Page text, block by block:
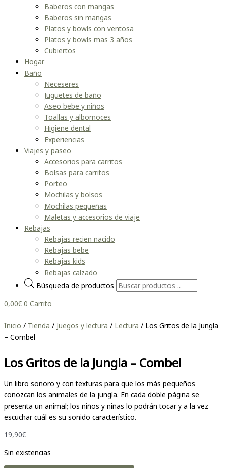
Baberos con mangas
Baberos sin mangas
Platos y bowls con ventosa
Platos y bowls mas 3 años
Cubiertos
Hogar
Baño
Neceseres
Juguetes de baño
Aseo bebe y niños
Toallas y albornoces
Higiene dental
Experiencias
Viajes y paseo
Accesorios para carritos
Bolsas para carritos
Porteo
Mochilas y bolsos
Mochilas pequeñas
Maletas y accesorios de viaje
Rebajas
Rebajas recien nacido
Rebajas bebe
Rebajas kids
Rebajas calzado
Búsqueda de productos
0,00€ 0 Carrito
Inicio / Tienda / Juegos y lectura / Lectura / Los Gritos de la Jungla
– Combel
Los Gritos de la Jungla – Combel
Un libro sonoro y con texturas para que los más pequeños
conozcan los animales de la jungla. En cada doble página se
presenta un animal; los niños y niñas lo podrán tocar y a la vez
escuchar cuál es su sonido característico.
19,90€
Sin existencias